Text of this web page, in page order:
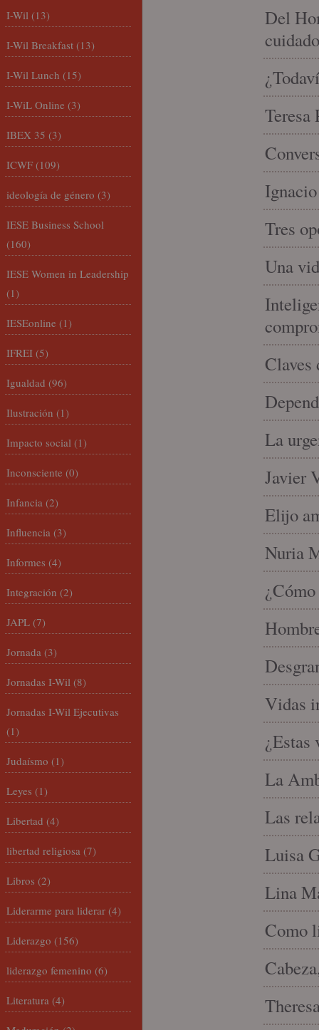
Del
cuidado
Teresa
Tres
Una
Claves
La
Javier
Elijo
Nuria
Vidas
¿Estas
La
Las
Luisa
Lina
Como
I-Wil (13)
I-Wil Breakfast (13)
I-Wil Lunch (15)
I-WiL Online (3)
IBEX 35 (3)
ICWF (109)
ideología de género (3)
IESE Business School
(160)
IESE Women in Leadership
(1)
IESEonline (1)
IFREI (5)
Igualdad (96)
Ilustración (1)
Impacto social (1)
Inconsciente (0)
Infancia (2)
Influencia (3)
Informes (4)
Integración (2)
JAPL (7)
Jornada (3)
Jornadas I-Wil (8)
Jornadas I-Wil Ejecutivas
(1)
Judaísmo (1)
Leyes (1)
Libertad (4)
libertad religiosa (7)
Libros (2)
Liderarme para liderar (4)
Liderazgo (156)
liderazgo femenino (6)
Literatura (4)